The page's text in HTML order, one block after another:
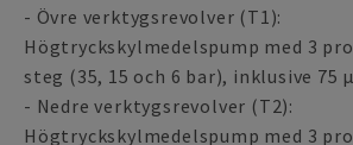
- Övre verktygsrevolver (T1):
Högtryckskylmedelspump med 3
steg (35, 15 och 6 bar), inklusive
- Nedre verktygsrevolver (T2):
Högtryckskylmedelspump med 3